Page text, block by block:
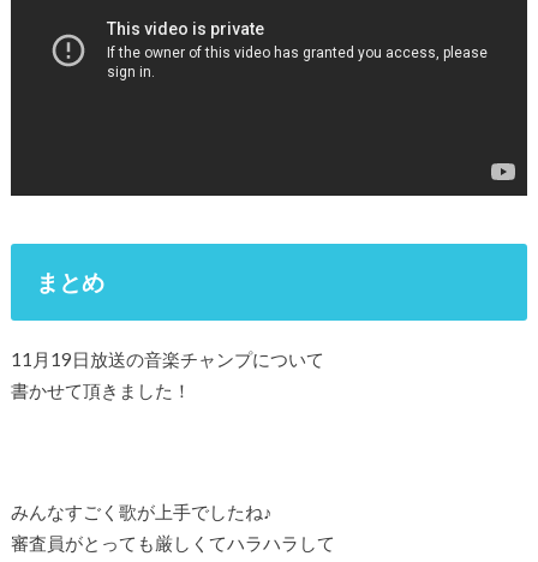
まとめ
11月19日放送の音楽チャンプについて
書かせて頂きました！
みんなすごく歌が上手でしたね♪
審査員がとっても厳しくてハラハラして